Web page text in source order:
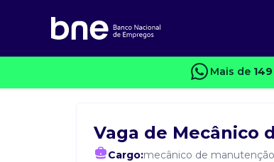
Mais de
Vaga de Mecânico
Cargo:mecânico de manutenção